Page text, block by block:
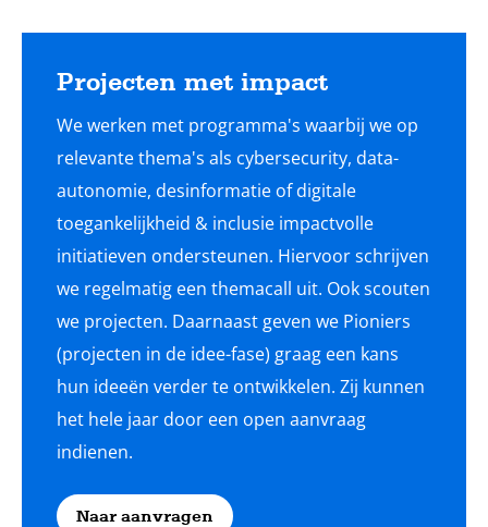
Projecten met impact
We werken met programma's waarbij we op
relevante thema's als cybersecurity, data-
autonomie, desinformatie of digitale
toegankelijkheid & inclusie impactvolle
initiatieven ondersteunen. Hiervoor schrijven
we regelmatig een themacall uit. Ook scouten
we projecten. Daarnaast geven we Pioniers
(projecten in de idee-fase) graag een kans
hun ideeën verder te ontwikkelen. Zij kunnen
het hele jaar door een open aanvraag
indienen.
Naar aanvragen